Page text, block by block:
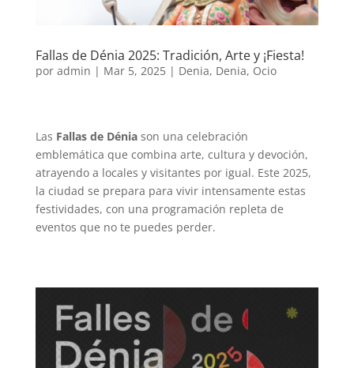
Fallas de Dénia 2025: Tradición, Arte y ¡Fiesta!
por admin | Mar 5, 2025| Denia, Denia, Ocio
Las Fallas de Déniason una celebración
emblemática que combina arte, cultura y devoción,
atrayendo a locales y visitantes por igual. Este 2025,
la ciudad se prepara para vivir intensamente estas
festividades, con una programación repleta de
eventos que no te puedes perder.